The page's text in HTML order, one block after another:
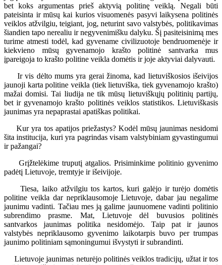
bet koks argumentas prieš aktyvią politinę veiklą. Negali būti
pateisinta ir mūsų kai kurios visuomenės pasyvi laikysena politinės
veiklos atžvilgiu, teigiant, jog, neturint savo valstybės, politikavimas
šiandien tapo nerealiu ir negyvenimišku dalyku. Šį pasiteisinimą mes
turime atmesti todėl, kad gyvename civilizuotoje bendruomenėje ir
kiekvieno mūsų gyvenamojo krašto politinė santvarka mus
įpareigoja to krašto politine veikla domėtis ir joje aktyviai dalyvauti.
Ir vis dėlto mums yra gerai žinoma, kad lietuviškosios išeivijos
jaunoji karta politine veikla (tiek lietuviška, tiek gyvenamojo krašto)
mažai domisi. Tai liudija ne tik mūsų lietuviškųjų politinių partijų,
bet ir gyvenamojo krašto politinės veiklos statistikos. Lietuviškasis
jaunimas yra nepaprastai apatiškas politikai.
Kur yra tos apatijos priežastys? Kodėl mūsų jaunimas nesidomi
šita institucija, kuri yra pagrindas visam valstybiniam gyvastingumui
ir pažangai?
Grįžtelėkime truputį atgalios. Prisiminkime politinio gyvenimo
padėtį Lietuvoje, tremtyje ir išeivijoje.
Tiesa, laiko atžvilgiu tos kartos, kuri galėjo ir turėjo domėtis
politine veikla dar nepriklausomoje Lietuvoje, dabar jau negalime
jaunimu vadinti. Tačiau mes ją galime jaunuomene vadinti politinio
subrendimo prasme. Mat, Lietuvoje dėl buvusios politinės
santvarkos jaunimas politika nesidomėjo. Taip pat ir jaunos
valstybės nepriklausomo gyvenimo laikotarpis buvo per trumpas
jaunimo politiniam sąmoningumui išvystyti ir subrandinti.
Lietuvoje jaunimas neturėjo politinės veiklos tradicijų, užtat ir tos